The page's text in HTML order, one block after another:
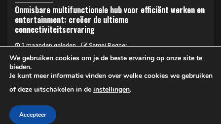
Onmisbare multifunctionele hub voor efficiënt werken en
entertainment: creëer de ultieme
connectiviteitservaring
2 maanden geleden Sergej Regner
Privacy- en cookiebeleid
Copyright © 2025 LAPTOP KOPEN | Privacy- en Cookiebeleid
We gebruiken cookies om je de beste ervaring op onze site te
bieden.
Je kunt meer informatie vinden over welke cookies we gebruiken
of deze uitschakelen in de instellingen.
Accepteer